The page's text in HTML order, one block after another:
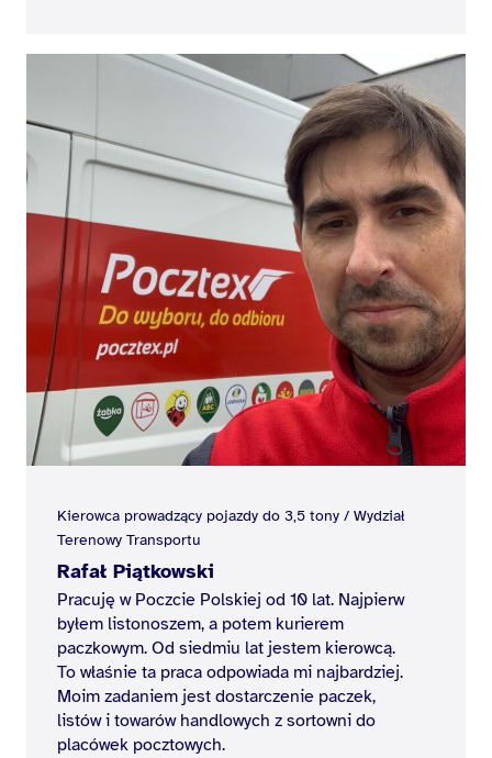
Kierowca prowadzący pojazdy do 3,5 tony / Wydział
Terenowy Transportu
Rafał Piątkowski
Pracuję w Poczcie Polskiej od 10 lat. Najpierw
byłem listonoszem, a potem kurierem
paczkowym. Od siedmiu lat jestem kierowcą.
To właśnie ta praca odpowiada mi najbardziej.
Moim zadaniem jest dostarczenie paczek,
listów i towarów handlowych z sortowni do
placówek pocztowych.